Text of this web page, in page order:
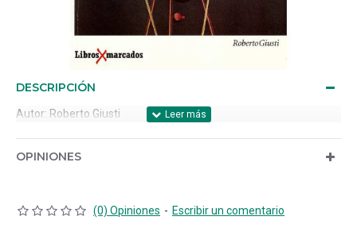
DESCRIPCIÓN
Autor: Roberto Giusti
OPINIONES
(0) Opiniones - Escribir un comentario